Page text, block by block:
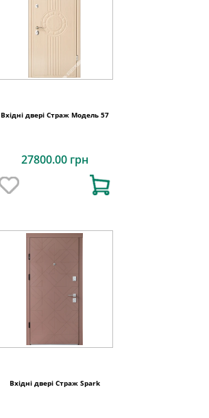
Вхідні двері Страж Модель 57
27800.00 грн
Вхідні двері Страж Spark